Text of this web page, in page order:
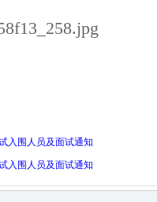
入围人员及面试通知
入围人员及面试通知